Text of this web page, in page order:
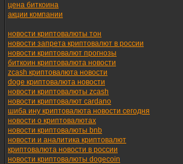
цена биткоина
акции компании
новости криптовалюты тон
новости запрета криптовалют в россии
новости криптовалют прогнозы
биткоин криптовалюта новости
zcash криптовалюта новости
doge криптовалюта новости
новости криптовалюты zcash
новости криптовалют cardano
шиба ину криптовалюта новости сегодня
новости о криптовалютах
новости криптовалюты bnb
новости и аналитика криптовалют
криптовалюта новости в россии
новости криптовалюты dogecoin